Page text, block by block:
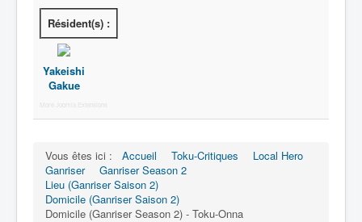
Parc
Restauration
Sanctuaire
Sport
Transport
Résident(s) :
Yakeishi
Gakue
More Joomla Extensions
Vous êtes ici : Accueil Toku-Critiques
Local Hero
Ganriser
Ganriser Season 2
Lieu (Ganriser Saison 2)
Domicile (Ganriser Saison 2)
Domicile (Ganriser Season 2) - Toku-Onna